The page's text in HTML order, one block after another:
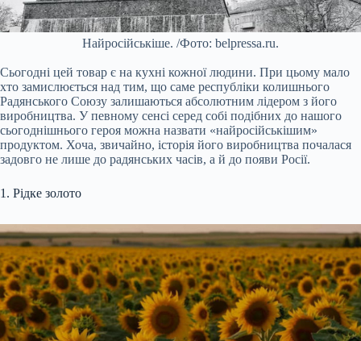
Найросійськіше. /Фото: belpressa.ru.
Сьогодні цей товар є на кухні кожної людини. При цьому мало
хто замислюється над тим, що саме республіки колишнього
Радянського Союзу залишаються абсолютним лідером з його
виробництва. У певному сенсі серед собі подібних до нашого
сьогоднішнього героя можна назвати «найросійськішим»
продуктом. Хоча, звичайно, історія його виробництва почалася
задовго не лише до радянських часів, а й до появи Росії.
1. Рідке золото